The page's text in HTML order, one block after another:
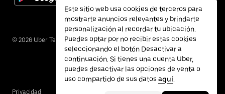
© 2026 Uber Technologies Inc.
Privacidad
Este sitio web usa cookies de terceros para
mostrarte anuncios relevantes y brindarte
personalización al recordar tu ubicación.
Puedes optar por no recibir estas cookies
seleccionando el botón Desactivar a
continuación. Si tienes una cuenta Uber,
puedes desactivar las opciones de venta o
uso compartido de sus datos aquí.